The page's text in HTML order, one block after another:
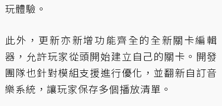
玩體驗。
此外，更新亦新增功能齊全的全新關卡編輯
器，允許玩家從頭開始建立自己的關卡。開發
團隊也針對模組支援進行優化，並翻新自訂音
樂系統，讓玩家保存多個播放清單。